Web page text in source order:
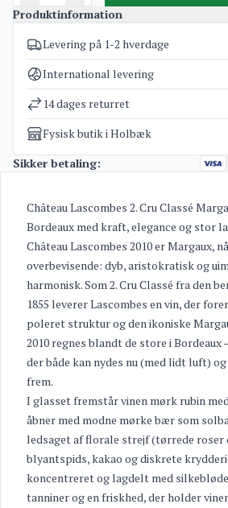
Produktinformation
Varenummer
3375
Kategorier
Vægt
1,6 kg
Levering på 1-2 hverdage
International levering
14 dages returret
Fysisk butik i Holbæk
Sikker betaling:
Château Lascombes 2. Cru Classé
Bordeaux med kraft, elegance og stor
Château Lascombes 2010 er Margaux,
overbevisende: dyb, aristokratisk og
harmonisk. Som 2. Cru Classé fra den
1855 leverer Lascombes en vin, der
poleret struktur og den ikoniske
2010 regnes blandt de store i Bordeaux
der både kan nydes nu (med lidt luft)
frem.
I glasset fremstår vinen mørk rubin
åbner med modne mørke bær som
ledsaget af florale strejf (tørrede
blyantspids, kakao og diskrete
koncentreret og lagdelt med
tanniner og en friskhed, der holder